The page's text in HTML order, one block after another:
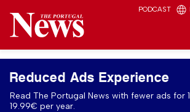
PODCAST
Reduced Ads Experience
Read The Portugal News with fewer ads for
19.99€ per year.